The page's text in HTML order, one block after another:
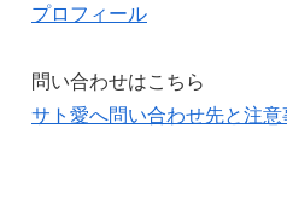
プロフィール
問い合わせはこちら
サト愛へ問い合わせ先と注意